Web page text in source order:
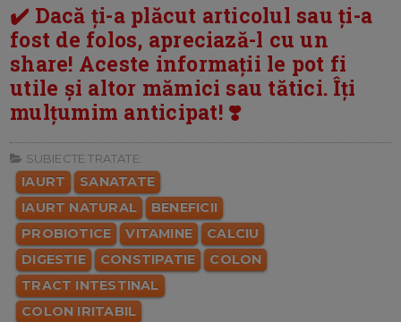
✔️ Dacă ți-a plăcut articolul sau ți-a
fost de folos, apreciază-l cu un
share! Aceste informații le pot fi
utile și altor mămici sau tătici. Îți
mulțumim anticipat! ❣️
SUBIECTE TRATATE:
IAURT
SANATATE
IAURT NATURAL
BENEFICII
PROBIOTICE
VITAMINE
CALCIU
DIGESTIE
CONSTIPATIE
COLON
TRACT INTESTINAL
COLON IRITABIL